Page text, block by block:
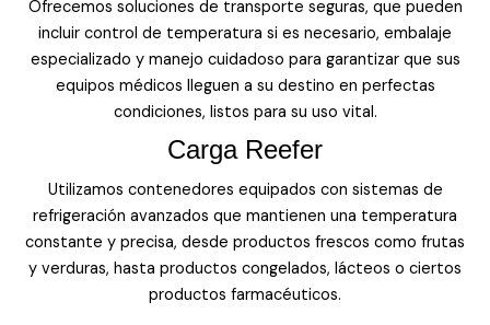
Ofrecemos soluciones de transporte seguras, que pueden
incluir control de temperatura si es necesario, embalaje
especializado y manejo cuidadoso para garantizar que sus
equipos médicos lleguen a su destino en perfectas
condiciones, listos para su uso vital.
Carga Reefer
Utilizamos contenedores equipados con sistemas de
refrigeración avanzados que mantienen una temperatura
constante y precisa, desde productos frescos como frutas
y verduras, hasta productos congelados, lácteos o ciertos
productos farmacéuticos.